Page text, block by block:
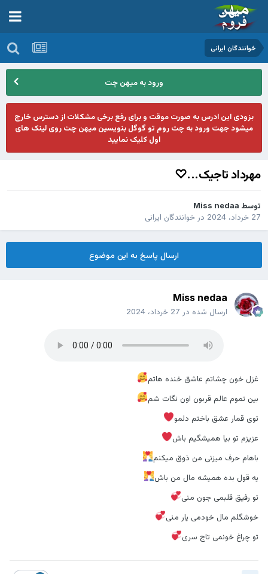
خوانندگان ایرانی
ورود به میهن چت
بزودی این ادرس به صورت موقت و برای رفع برخی مشکلات از دسترس خارج
میشود جهت ورود به چت روم تو گوگل بنویسین میهن چت روی لینک های
اول کلیک نمایید
مهرداد تاجیک...♡
توسط Miss nedaa
27 خرداد، 2024
در خوانندگان ایرانی
ارسال پاسخ به این موضوع
Miss nedaa
ارسال شده در 27 خرداد، 2024
غزل خون چشاتم عاشق خنده هاتم
بین تموم عالم قربون اون نگات شم
توی قمار عشق باختم دلمو
عزیزم تو بیا همیشگیم باش
باهام حرف میزنی من ذوق میکنم
یه قول بده همیشه مال من باش
تو رفیق قلبمی جون منی
خوشگلم مال خودمی یار منی
تو چراغ خونمی تاج سری